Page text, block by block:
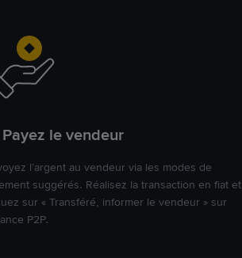
le vendeur
l’argent au vendeur via les modes de
suggérés. Réalisez la transaction en fiat et
sur « Transféré, informer le vendeur » sur
P2P.